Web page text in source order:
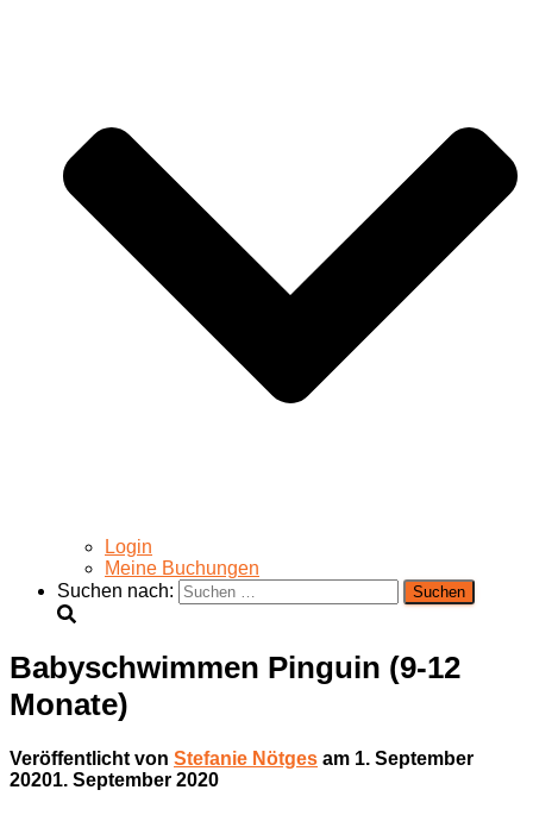
Login
Meine Buchungen
Suchen nach:
Babyschwimmen Pinguin (9-12
Monate)
Veröffentlicht von Stefanie Nötges am 1. September
20201. September 2020